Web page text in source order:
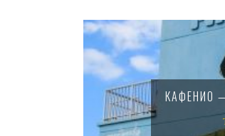
КАФЕНИО
Pages